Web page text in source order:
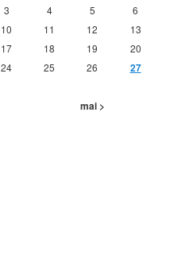
3 4 5
6
10 11 12
13
17 18 19
20
24 25 26 27
mai >